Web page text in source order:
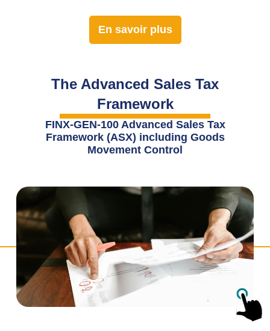
En savoir plus
The Advanced Sales Tax
Framework
FINX-GEN-100 Advanced Sales Tax
Framework (ASX) including Goods
Movement Control